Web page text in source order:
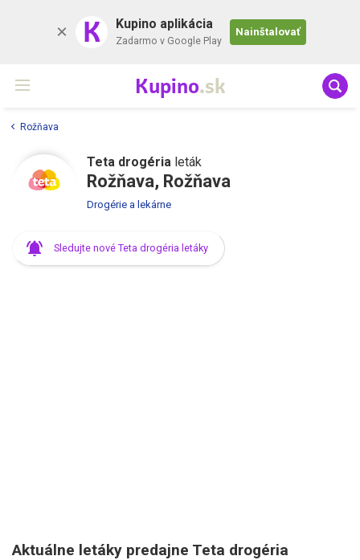
K Kupino aplikácia
Zadarmo v Google Play
Nainštalovať
Kupino.sk
Rožňava
Teta drogéria leták
Rožňava, Rožňava
Drogérie a lekárne
Sledujte nové Teta drogéria letáky
Aktuálne letáky predajne Teta drogéria